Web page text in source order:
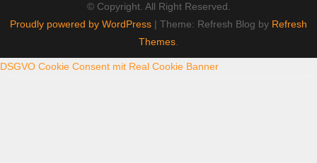
© Copyright. All Right Reserved.
Proudly powered by WordPress | Theme: Refresh Blog by Refresh
Themes.
DSGVO Cookie Consent mit Real Cookie Banner